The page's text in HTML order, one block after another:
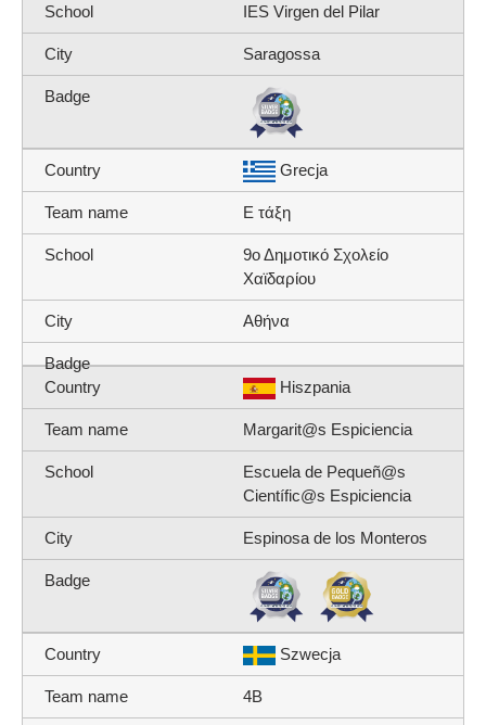
IES Virgen del Pilar
Saragossa
Grecja
Ε τάξη
9ο Δημοτικό Σχολείο
Χαϊδαρίου
Αθήνα
Hiszpania
Margarit@s Espiciencia
Escuela de Pequeñ@s
Científic@s Espiciencia
Espinosa de los Monteros
Szwecja
4B